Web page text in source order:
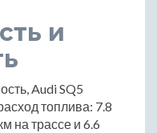
и
Audi SQ5
топлива: 7.8
на трассе и 6.6